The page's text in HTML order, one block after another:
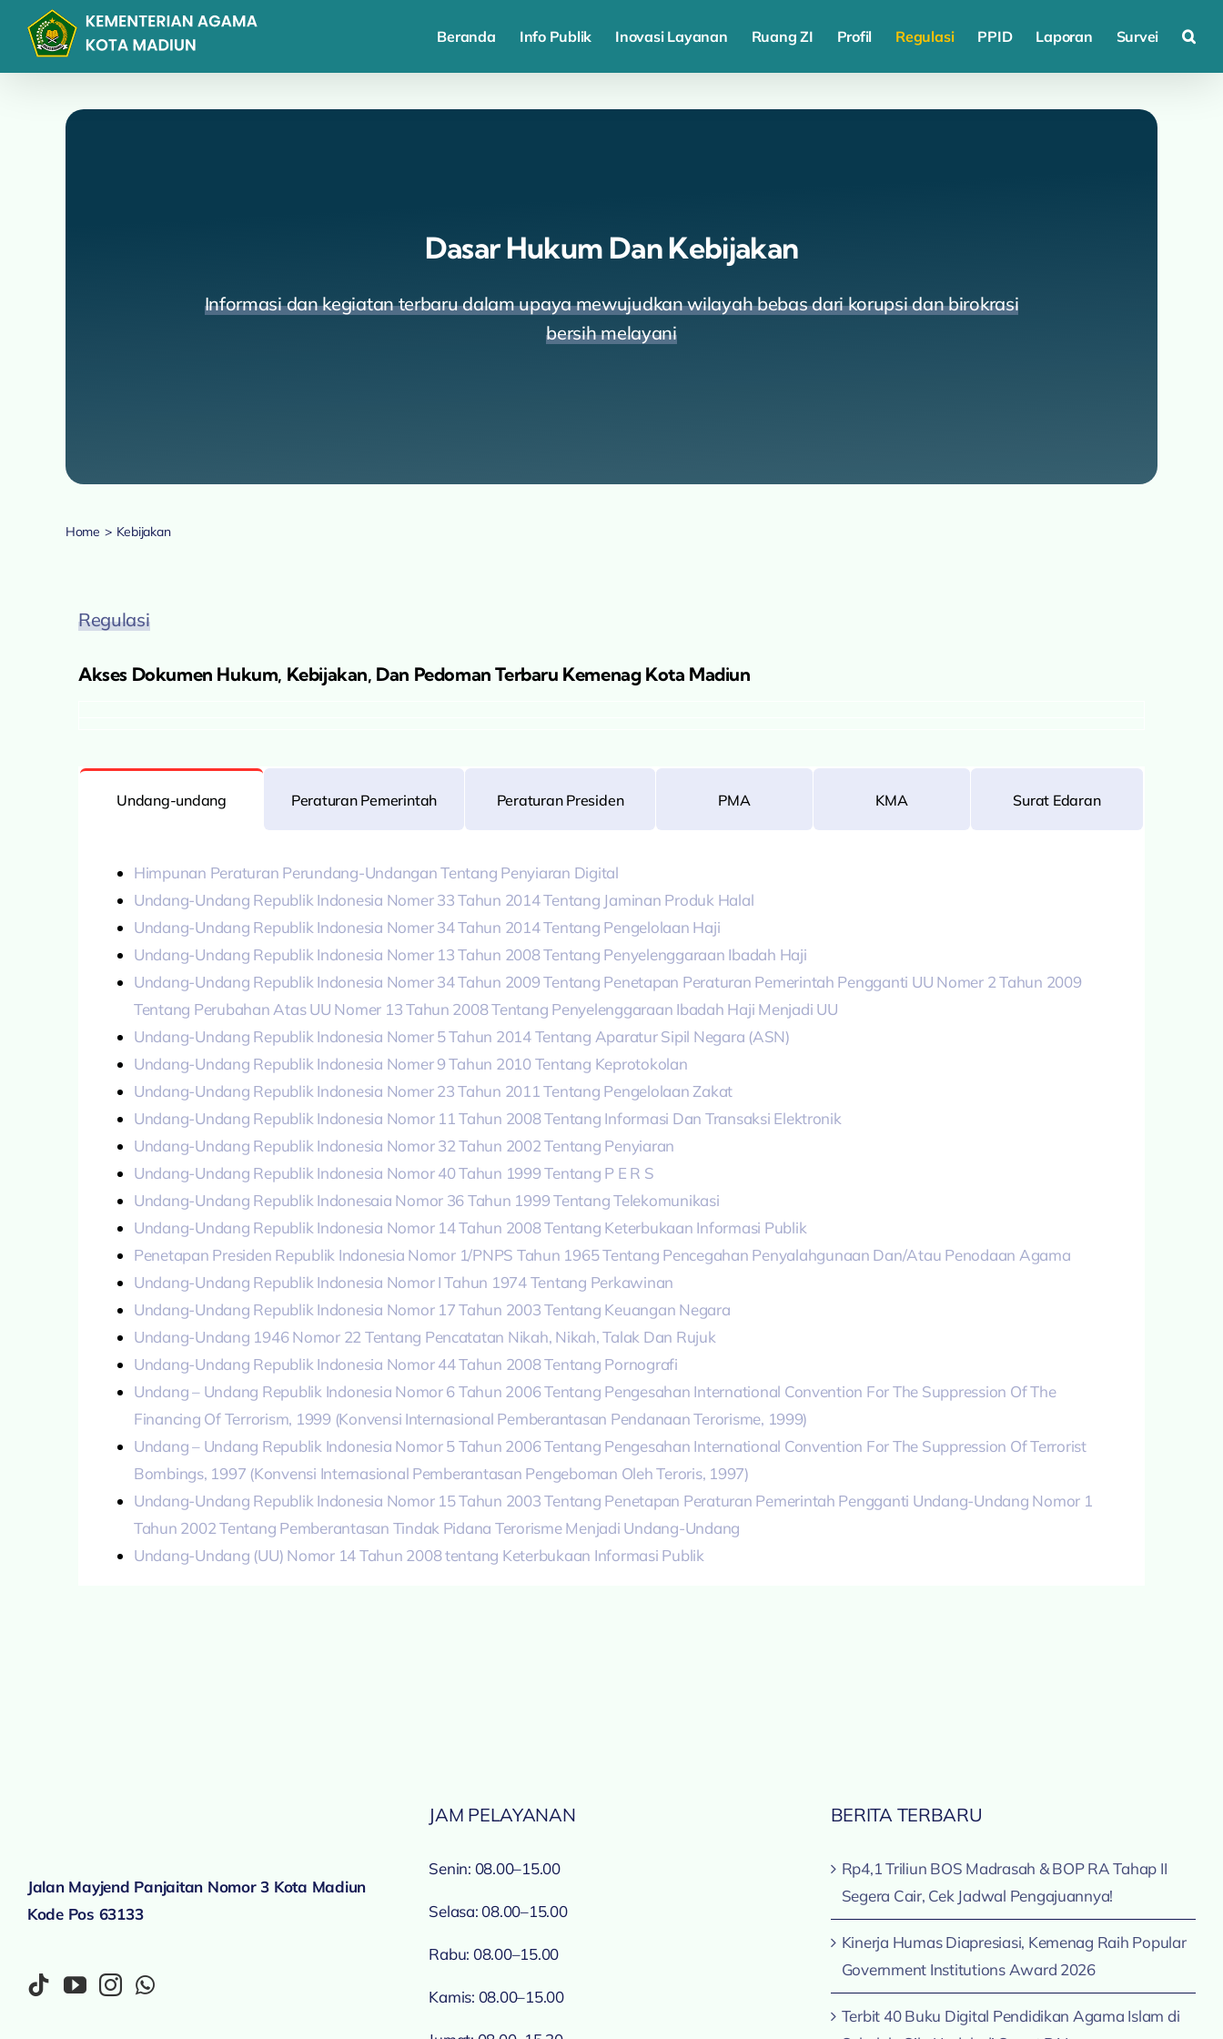
Beranda Info Publik Inovasi Layanan Ruang ZI Profil Regulasi PPID Laporan Survei
Dasar Hukum Dan Kebijakan
Informasi dan kegiatan terbaru dalam upaya mewujudkan wilayah bebas dari korupsi dan birokrasi
bersih melayani
Home Kebijakan
Regulasi
Akses Dokumen Hukum, Kebijakan, Dan Pedoman Terbaru Kemenag Kota Madiun
Undang-undang Peraturan Pemerintah Peraturan Presiden PMA KMA Surat Edaran
Himpunan Peraturan Perundang-Undangan Tentang Penyiaran Digital
Undang-Undang Republik Indonesia Nomer 33 Tahun 2014 Tentang Jaminan Produk Halal
Undang-Undang Republik Indonesia Nomer 34 Tahun 2014 Tentang Pengelolaan Haji
Undang-Undang Republik Indonesia Nomer 13 Tahun 2008 Tentang Penyelenggaraan Ibadah Haji
Undang-Undang Republik Indonesia Nomer 34 Tahun 2009 Tentang Penetapan Peraturan Pemerintah Pengganti UU Nomer 2 Tahun 2009
Tentang Perubahan Atas UU Nomer 13 Tahun 2008 Tentang Penyelenggaraan Ibadah Haji Menjadi UU
Undang-Undang Republik Indonesia Nomer 5 Tahun 2014 Tentang Aparatur Sipil Negara (ASN)
Undang-Undang Republik Indonesia Nomer 9 Tahun 2010 Tentang Keprotokolan
Undang-Undang Republik Indonesia Nomer 23 Tahun 2011 Tentang Pengelolaan Zakat
Undang-Undang Republik Indonesia Nomor 11 Tahun 2008 Tentang Informasi Dan Transaksi Elektronik
Undang-Undang Republik Indonesia Nomor 32 Tahun 2002 Tentang Penyiaran
Undang-Undang Republik Indonesia Nomor 40 Tahun 1999 Tentang P E R S
Undang-Undang Republik Indonesaia Nomor 36 Tahun 1999 Tentang Telekomunikasi
Undang-Undang Republik Indonesia Nomor 14 Tahun 2008 Tentang Keterbukaan Informasi Publik
Penetapan Presiden Republik Indonesia Nomor 1/PNPS Tahun 1965 Tentang Pencegahan Penyalahgunaan Dan/Atau Penodaan Agama
Undang-Undang Republik Indonesia Nomor I Tahun 1974 Tentang Perkawinan
Undang-Undang Republik Indonesia Nomor 17 Tahun 2003 Tentang Keuangan Negara
Undang-Undang 1946 Nomor 22 Tentang Pencatatan Nikah, Nikah, Talak Dan Rujuk
Undang-Undang Republik Indonesia Nomor 44 Tahun 2008 Tentang Pornografi
Undang – Undang Republik Indonesia Nomor 6 Tahun 2006 Tentang Pengesahan International Convention For The Suppression Of The
Financing Of Terrorism, 1999 (Konvensi Internasional Pemberantasan Pendanaan Terorisme, 1999)
Undang – Undang Republik Indonesia Nomor 5 Tahun 2006 Tentang Pengesahan International Convention For The Suppression Of Terrorist
Bombings, 1997 (Konvensi Internasional Pemberantasan Pengeboman Oleh Teroris, 1997)
Undang-Undang Republik Indonesia Nomor 15 Tahun 2003 Tentang Penetapan Peraturan Pemerintah Pengganti Undang-Undang Nomor 1
Tahun 2002 Tentang Pemberantasan Tindak Pidana Terorisme Menjadi Undang-Undang
Undang-Undang (UU) Nomor 14 Tahun 2008 tentang Keterbukaan Informasi Publik
Jalan Mayjend Panjaitan Nomor 3 Kota Madiun
Kode Pos 63133
JAM PELAYANAN
Senin: 08.00–15.00
Selasa: 08.00–15.00
Rabu: 08.00–15.00
Kamis: 08.00–15.00
BERITA TERBARU
Rp4,1 Triliun BOS Madrasah & BOP RA Tahap II
Segera Cair, Cek Jadwal Pengajuannya!
Kinerja Humas Diapresiasi, Kemenag Raih Popular
Government Institutions Award 2026
Terbit 40 Buku Digital Pendidikan Agama Islam di